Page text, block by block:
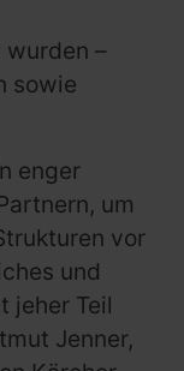
–
sowie
enger
um
vor
und
jeher Teil
Jenner,